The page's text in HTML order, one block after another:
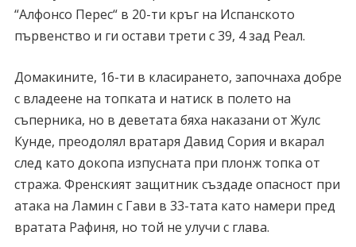
“Алфонсо Перес“ в 20-ти кръг на Испанското
първенство и ги остави трети с 39, 4 зад Реал.
Домакините, 16-ти в класирането, започнаха добре
с владеене на топката и натиск в полето на
съперника, но в деветата бяха наказани от Жулс
Кунде, преодолял вратаря Давид Сория и вкарал
след като докопа изпусната при плонж топка от
стража. Френският защитник създаде опасност при
атака на Ламин с Гави в 33-тата като намери пред
вратата Рафиня, но той не улучи с глава.